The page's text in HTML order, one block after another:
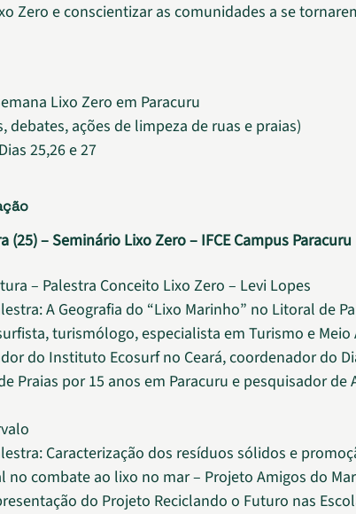
Zero e conscientizar as comunidades a se
Lixo Zero em Paracuru
debates, ações de limpeza de ruas e praias)
Dias 25,26 e 27
(25) – Seminário Lixo Zero – IFCE Campus Paracuru
– Palestra Conceito Lixo Zero – Levi Lopes
A Geografia do “Lixo Marinho” no Litoral de
turismólogo, especialista em Turismo e
do Instituto Ecosurf no Ceará, coordenador do
Praias por 15 anos em Paracuru e pesquisador de
Caracterização dos resíduos sólidos e
no combate ao lixo no mar – Projeto Amigos do Mar
do Projeto Reciclando o Futuro nas